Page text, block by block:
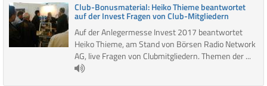
Club-Bonusmaterial: Heiko Thieme beantwortet
auf der Invest Fragen von Club-Mitgliedern
Auf der Anlegermesse Invest 2017 beantwortet
Heiko Thieme, am Stand von Börsen Radio Network
AG, live Fragen von Clubmitgliedern. Themen der ...